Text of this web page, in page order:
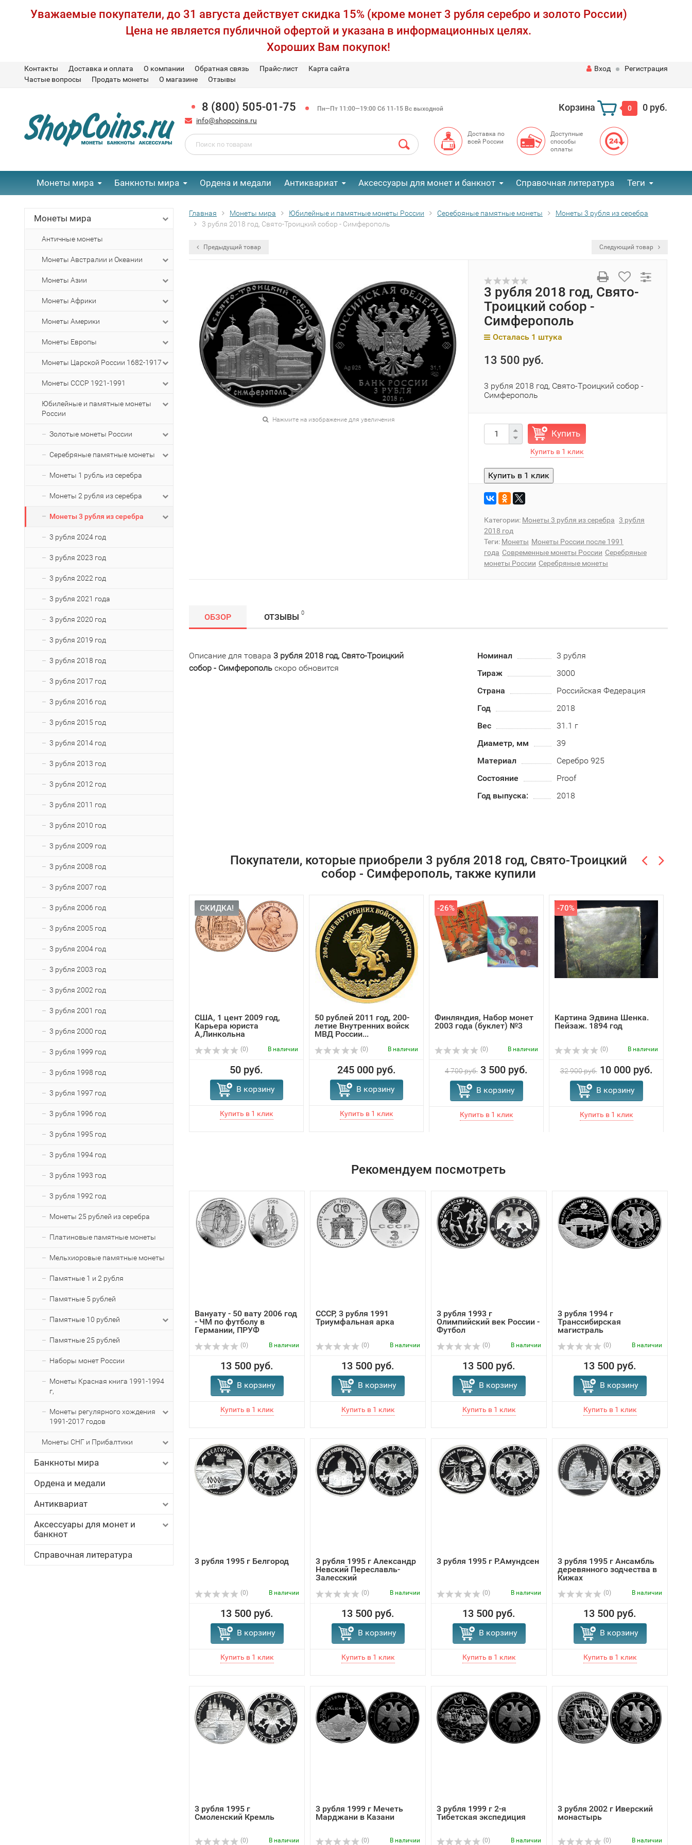
Уважаемые покупатели, до 31 августа действует скидка 15% (кроме монет 3 рубля серебро и золото России)
Цена не является публичной офертой и указана в информационных целях.
Хороших Вам покупок!
Контакты Доставка и оплата О компании Обратная связь Прайс-лист
Карта сайта
Частые вопросы
Продать монеты О магазине Отзывы
Вход Регистрация
8 (800) 505-01-75 Пн—Пт 11:00—19:00 Сб 11-15 Вс выходной
info@shopcoins.ru
Корзина 0 0 руб.
Доставка по
всей России
Доступные
способы
оплаты
Монеты мира Банкноты мира Ордена и медали Антиквариат Аксессуары для монет и банкнот Справочная литература Теги
Монеты мира
Античные монеты
Монеты Австралии и Океании
Монеты Азии
Монеты Африки
Монеты Америки
Монеты Европы
Монеты Царской России 1682-1917
Монеты СССР 1921-1991
Юбилейные и памятные монеты
России
Золотые монеты России
Серебряные памятные монеты
Монеты 1 рубль из серебра
Монеты 2 рубля из серебра
Монеты 3 рубля из серебра
3 рубля 2024 год
3 рубля 2023 год
3 рубля 2022 год
3 рубля 2021 года
3 рубля 2020 год
3 рубля 2019 год
3 рубля 2018 год
3 рубля 2017 год
3 рубля 2016 год
3 рубля 2015 год
3 рубля 2014 год
3 рубля 2013 год
3 рубля 2012 год
3 рубля 2011 год
3 рубля 2010 год
3 рубля 2009 год
3 рубля 2008 год
3 рубля 2007 год
3 рубля 2006 год
3 рубля 2005 год
3 рубля 2004 год
3 рубля 2003 год
3 рубля 2002 год
3 рубля 2001 год
3 рубля 2000 год
3 рубля 1999 год
3 рубля 1998 год
3 рубля 1997 год
3 рубля 1996 год
3 рубля 1995 год
3 рубля 1994 год
3 рубля 1993 год
3 рубля 1992 год
Монеты 25 рублей из серебра
Платиновые памятные монеты
Мельхиоровые памятные монеты
Памятные 1 и 2 рубля
Памятные 5 рублей
Памятные 10 рублей
Памятные 25 рублей
Наборы монет России
Монеты Красная книга 1991-1994
г,
Монеты регулярного хождения
1991-2017 годов
Монеты СНГ и Прибалтики
Банкноты мира
Ордена и медали
Антиквариат
Аксессуары для монет и
банкнот
Справочная литература
Главная Монеты мира Юбилейные и памятные монеты России Серебряные памятные монеты
Монеты 3 рубля из серебра
3 рубля 2018 год, Свято-Троицкий собор - Симферополь
Предыдущий товар Следующий товар
Нажмите на изображение для увеличения
3 рубля 2018 год, Свято-
Троицкий собор -
Симферополь
Осталась 1 штука
13 500 руб.
3 рубля 2018 год, Свято-Троицкий собор -
Симферополь
Купить
Категории: Монеты 3 рубля из серебра 3 рубля
2018 год
Теги: Монеты Монеты России после 1991
года Современные монеты России Серебряные
монеты России Серебряные монеты
ОБЗОР ОТЗЫВЫ 0
Описание для товара 3 рубля 2018 год, Свято-Троицкий
собор - Симферополь скоро обновится
Номинал
3 рубля
Тираж
3000
Страна
Российская Федерация
Год
2018
Вес
31.1 г
Диаметр, мм
39
Материал
Серебро 925
Состояние
Proof
Год выпуска:
2018
Покупатели, которые приобрели 3 рубля 2018 год, Свято-Троицкий
собор - Симферополь, также купили
СКИДКА!
США, 1 цент 2009 год,
Карьера юриста
А,Линкольна
(0) В наличии
50 руб.
В корзину
50 рублей 2011 год, 200-
летие Внутренних войск
МВД России...
(0) В наличии
245 000 руб.
В корзину
-26%
Финляндия, Набор монет
2003 года (буклет) №3
(0) В наличии
4 700 руб. 3 500 руб.
В корзину
-70%
Картина Эдвина Шенка.
Пейзаж. 1894 год
(0) В наличии
32 900 руб. 10 000 руб.
В корзину
Рекомендуем посмотреть
Вануату - 50 вату 2006 год
- ЧМ по футболу в
Германии, ПРУФ
(0) В наличии
13 500 руб.
В корзину
СССР, 3 рубля 1991
Триумфальная арка
(0) В наличии
13 500 руб.
В корзину
3 рубля 1993 г
Олимпийский век России -
Футбол
(0) В наличии
13 500 руб.
В корзину
3 рубля 1994 г
Транссибирская
магистраль
(0) В наличии
13 500 руб.
В корзину
3 рубля 1995 г Белгород
(0) В наличии
13 500 руб.
В корзину
3 рубля 1995 г Александр
Невский Переславль-
Залесский
(0) В наличии
13 500 руб.
В корзину
3 рубля 1995 г Р.Амундсен
(0) В наличии
13 500 руб.
В корзину
3 рубля 1995 г Ансамбль
деревянного зодчества в
Кижах
(0) В наличии
13 500 руб.
В корзину
3 рубля 1995 г
Смоленский Кремль
(0) В наличии
3 рубля 1999 г Мечеть
Марджани в Казани
(0) В наличии
3 рубля 1999 г 2-я
Тибетская экспедиция
(0) В наличии
3 рубля 2002 г Иверский
монастырь
(0) В наличии